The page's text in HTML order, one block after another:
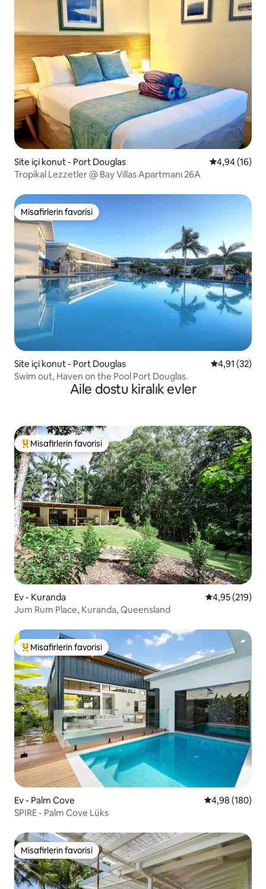
Site içi konut - Port Douglas 5 üzerinden
4,94 (16)
Tropikal Lezzetler @ Bay Villas Apartmanı 26A
Misafirlerin favorisi
Misafirlerin favorisi
Site içi konut - Port Douglas 5 üzerinden
4,91 (32)
Swim out, Haven on the Pool Port Douglas.
Aile dostu kiralık evler
Misafirlerin favorilerinden en beğenilenler arasında
Misafirlerin favorisi
Ev - Kuranda 5 üzerinden
4,95 (219)
Jum Rum Place, Kuranda, Queensland
Misafirlerin favorilerinden en beğenilenler arasında
Misafirlerin favorisi
Ev - Palm Cove 5 üzerinden
4,98 (180)
SPIRE - Palm Cove Lüks
Misafirlerin favorisi
Misafirlerin favorisi